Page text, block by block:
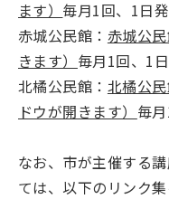
ます） 毎月1回、1日
赤城公民館： 赤城公
きます） 毎月1回、1
北橘公民館： 北橘公
ドウが開きます） 毎
なお、市が主催する
ては、以下のリンク集